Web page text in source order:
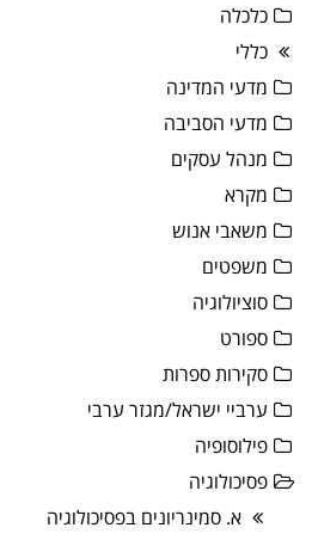
כלכלה
כללי
מדעי המדינה
מדעי הסביבה
מנהל עסקים
מקרא
משאבי אנוש
משפטים
סוציולוגיה
ספורט
סקירות ספרות
ערביי ישראל/מגזר ערבי
פילוסופיה
פסיכולוגיה
א. סמינריונים בפסיכולוגיה